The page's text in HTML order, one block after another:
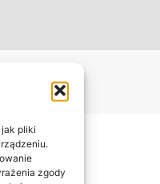
pliki
zgody